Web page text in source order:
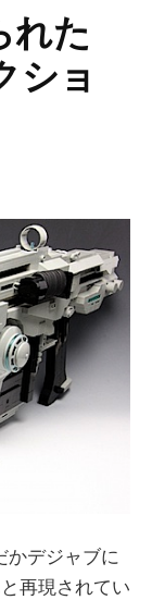
れた
ショ
かデジャブに
再現されてい